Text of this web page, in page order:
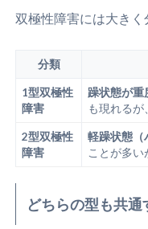
双極性障害には大きく
分類
1型双極性
障害
躁状態が重
も現れるが
2型双極性
障害
軽躁状態（
ことが多い
どちらの型も共通